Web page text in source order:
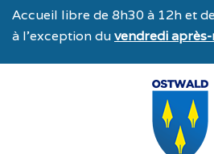
Accueil libre de 8h30 à 12h et
à l’exception duvendredi